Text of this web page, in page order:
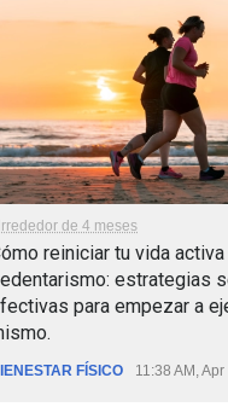
de 4 meses
reiniciar tu vida
estrategias
para empezar a
FÍSICO 11:38 AM, Apr